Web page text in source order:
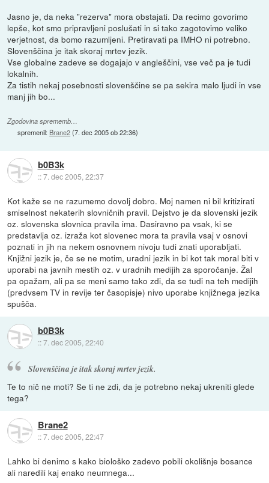
Jasno je, da neka "rezerva" mora obstajati. Da recimo govorimo
lepše, kot smo pripravljeni poslušati in si tako zagotovimo veliko
verjetnost, da bomo razumljeni. Pretiravati pa IMHO ni potrebno.
Slovenščina je itak skoraj mrtev jezik.
Vse globalne zadeve se dogajajo v angleščini, vse več pa je tudi
lokalnih.
Za tistih nekaj posebnosti slovenščine se pa sekira malo ljudi in vse
manj jih bo...
Zgodovina sprememb…
spremenil: Brane2(7. dec 2005 ob 22:36)
b0B3k
::7. dec 2005, 22:37
Kot kaže se ne razumemo dovolj dobro. Moj namen ni bil kritizirati
smiselnost nekaterih slovničnih pravil. Dejstvo je da slovenski jezik
oz. slovenska slovnica pravila ima. Dasiravno pa vsak, ki se
predstavlja oz. izraža kot slovenec mora ta pravila vsaj v osnovi
poznati in jih na nekem osnovnem nivoju tudi znati uporabljati.
Knjižni jezik je, če se ne motim, uradni jezik in bi kot tak moral biti v
uporabi na javnih mestih oz. v uradnih medijih za sporočanje. Žal
pa opažam, ali pa se meni samo tako zdi, da se tudi na teh medijih
(predvsem TV in revije ter časopisje) nivo uporabe knjižnega jezika
spušča.
b0B3k
::7. dec 2005, 22:40
Slovenščina je itak skoraj mrtev jezik.
Te to nič ne moti? Se ti ne zdi, da je potrebno nekaj ukreniti glede
tega?
Brane2
::7. dec 2005, 22:47
Lahko bi denimo s kako biološko zadevo pobili okolišnje bosance
ali naredili kaj enako neumnega...